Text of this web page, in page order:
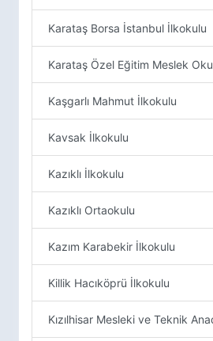
Karataş Borsa İstanbul İlkokulu
Karataş Özel Eğitim Meslek
Kaşgarlı Mahmut İlkokulu
Kavsak İlkokulu
Kazıklı İlkokulu
Kazıklı Ortaokulu
Kazım Karabekir İlkokulu
Killik Hacıköprü İlkokulu
Kızılhisar Mesleki ve Teknik